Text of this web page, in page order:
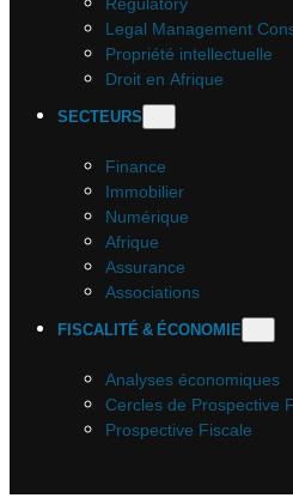
Legal Management
Propriété intellectuelle
Droit en Afrique
SECTEURS
Finance
Immobilier
Numérique
Afrique
Assurance
Associations
FISCALITÉ & ÉCONOMIE
Analyses économiques
Cercles de Prospective
Prospective Fiscale